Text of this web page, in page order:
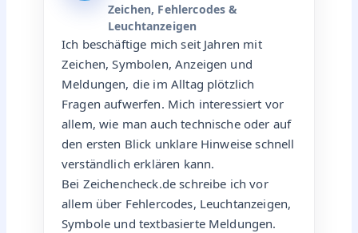
Zeichen, Fehlercodes &
Leuchtanzeigen
Ich beschäftige mich seit Jahren mit
Zeichen, Symbolen, Anzeigen und
Meldungen, die im Alltag plötzlich
Fragen aufwerfen. Mich interessiert vor
allem, wie man auch technische oder auf
den ersten Blick unklare Hinweise schnell
verständlich erklären kann.
Bei Zeichencheck.de schreibe ich vor
allem über Fehlercodes, Leuchtanzeigen,
Symbole und textbasierte Meldungen.